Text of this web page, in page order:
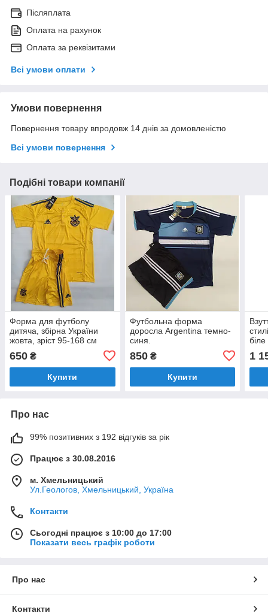
Післяплата
Оплата на рахунок
Оплата за реквізитами
Всі умови оплати
Умови повернення
Повернення товару впродовж 14 днів за домовленістю
Всі умови повернення
Подібні товари компанії
Форма для футболу
дитяча, збірна України
жовта, зріст 95-168 см
650 ₴
Купити
Футбольна форма
доросла Argentina темно-
синя.
850₴
Купити
1
Про нас
99% позитивних з 192 відгуків за рік
Працює з 30.08.2016
м. Хмельницький
Ул.Геологов, Хмельницький, Україна
Контакти
Сьогодні працює з 10:00 до 17:00
Показати весь графік роботи
Про нас
Контакти